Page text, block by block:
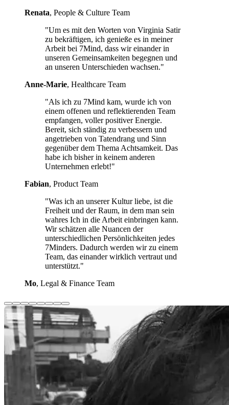
Renata, People & Culture Team
"Um es mit den Worten von Virginia Satir
zu bekräftigen, ich genieße es in meiner
Arbeit bei 7Mind, dass wir einander in
unseren Gemeinsamkeiten begegnen und
an unseren Unterschieden wachsen."
Anne-Marie, Healthcare Team
"Als ich zu 7Mind kam, wurde ich von
einem offenen und reflektierenden Team
empfangen, voller positiver Energie.
Bereit, sich ständig zu verbessern und
angetrieben von Tatendrang und Sinn
gegenüber dem Thema Achtsamkeit. Das
habe ich bisher in keinem anderen
Unternehmen erlebt!"
Fabian, Product Team
"Was ich an unserer Kultur liebe, ist die
Freiheit und der Raum, in dem man sein
wahres Ich in die Arbeit einbringen kann.
Wir schätzen alle Nuancen der
unterschiedlichen Persönlichkeiten jedes
7Minders. Dadurch werden wir zu einem
Team, das einander wirklich vertraut und
unterstützt."
Mo, Legal & Finance Team